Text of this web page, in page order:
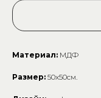
Материал: МДФ
Размер: 50х50см.